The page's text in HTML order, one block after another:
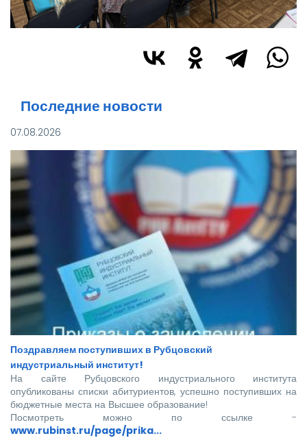
Последние новости
07.08.2026
Поздравляем поступивших в Рубцовский
индустриальный институт!
На сайте Рубцовского индустриального института
опубликованы списки абитуриентов, успешно поступивших на
бюджетные места на Высшее образование!
Посмотреть можно по ссылке -
www.rubinst.ru/page/prika...